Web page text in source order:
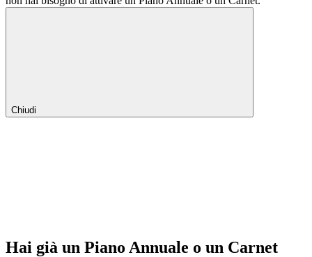
Chiudi
Hai già un Piano Annuale o un Carnet